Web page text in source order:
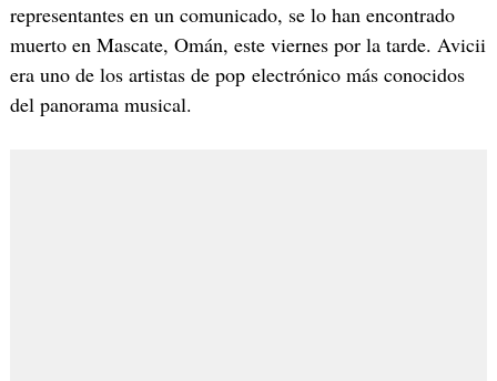
representantes en un comunicado, se lo han encontrado
muerto en Mascate, Omán, este viernes por la tarde. Avicii
era uno de los artistas de pop electrónico más conocidos
del panorama musical.